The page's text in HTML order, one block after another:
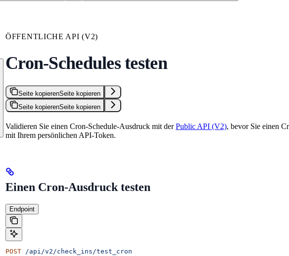
ÖFFENTLICHE API (V2)
Cron-Schedules testen
Seite kopierenSeite kopieren
Seite kopierenSeite kopieren
Validieren Sie einen Cron-Schedule-Ausdruck mit derPublic API (V2), bevor Sie einen
mit Ihrem persönlichen API-Token.
Einen Cron-Ausdruck testen
Endpoint
POST /api/v2/check_ins/test_cron